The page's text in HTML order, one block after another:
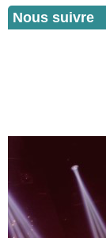
Nous suivre